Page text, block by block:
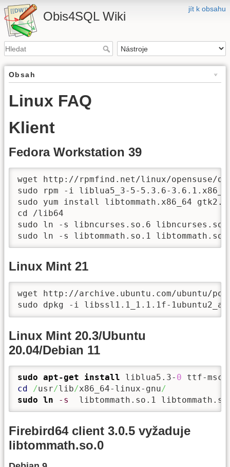
jít k obsahu
Obis4SQL Wiki
Obsah
Linux FAQ
Klient
Fedora Workstation 39
wget http://rpmfind.net/linux/opensuse/
sudo rpm -i liblua5_3-5-5.3.6-
sudo yum install libtommath.x86_64
cd /lib64
sudo ln -s libncurses.so.6
sudo ln -s libtommath.so.1
Linux Mint 21
wget http://archive.ubuntu.com/ubuntu/
sudo dpkg -i libssl1.1_1.1.1f-
Linux Mint 20.3/Ubuntu
20.04/Debian 11
sudo apt-get install liblua5.3- 0
cd
/usr/lib/x86_64-linux-gnu/
sudo ln -s
libtommath.so.1
Firebird64 client 3.0.5 vyžaduje
libtommath.so.0